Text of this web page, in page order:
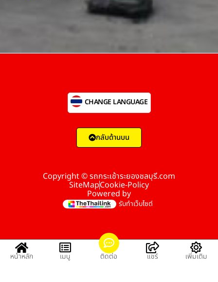
Copyright © รถกระเช้าระยองชลบุรี.com
SiteMapCookie-Policy
Powered by
รับทำเว็บไซต์
CHANGE LANGUAGE
กลับด้านบน
หน้าหลัก เมนู ติดต่อ แชร์ เพิ่มเติม